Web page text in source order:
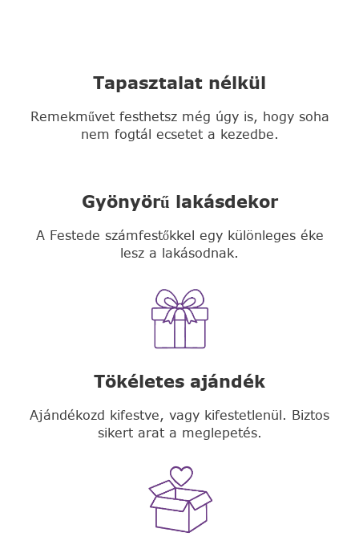
Tapasztalat nélkül
Remekművet festhetsz még úgy is, hogy soha
nem fogtál ecsetet a kezedbe.
Gyönyörű lakásdekor
A Festede számfestőkkel egy különleges éke
lesz a lakásodnak.
Tökéletes ajándék
Ajándékozd kifestve, vagy kifestetlenül. Biztos
sikert arat a meglepetés.